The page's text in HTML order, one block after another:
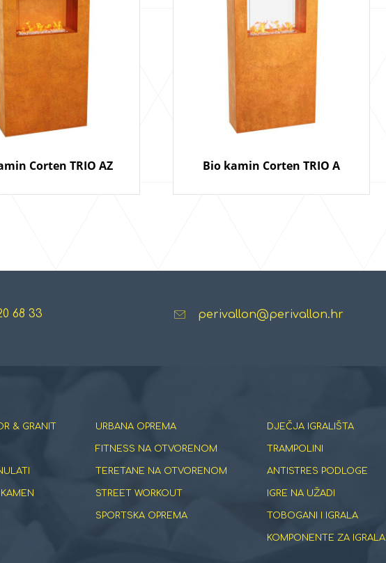
Corten TRIO AZ Bio kamin Corten TRIO A
68 33 perivallon@perivallon.hr
& GRANIT URBANA OPREMA
FITNESS NA OTVORENOM
TERETANE NA OTVORENOM
STREET WORKOUT
SPORTSKA OPREMA
DJEČJA IGRALIŠTA
TRAMPOLINI
ANTISTRES PODLOGE
IGRE NA UŽADI
TOBOGANI I IGRALA
KOMPONENTE ZA IGRALA